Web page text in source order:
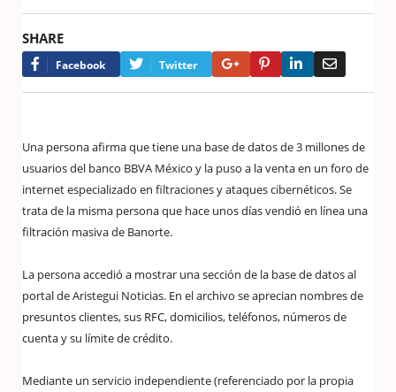
SHARE
Facebook Twitter Google+PinterestLinkedIn
Una persona afirma que tiene una base de datos de 3 millones de
usuarios del banco BBVA México y la puso a la venta en un foro de
internet especializado en filtraciones y ataques cibernéticos. Se
trata de la misma persona que hace unos días vendió en línea una
filtración masiva de Banorte.
La persona accedió a mostrar una sección de la base de datos al
portal de Aristegui Noticias. En el archivo se aprecian nombres de
presuntos clientes, sus RFC, domicilios, teléfonos, números de
cuenta y su límite de crédito.
Mediante un servicio independiente (referenciado por la propia